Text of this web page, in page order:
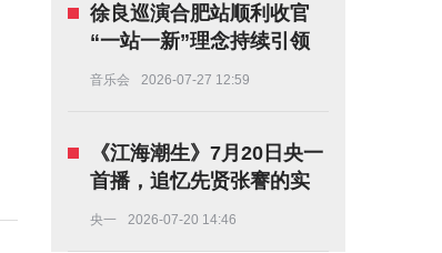
徐良巡演合肥站顺利收官
“一站一新”理念持续引领
华语巡演内容升级！
音乐会 2026-07-27 12:59
《江海潮生》7月20日央一
首播，追忆先贤张謇的实
业救国路
央一 2026-07-20 14:46